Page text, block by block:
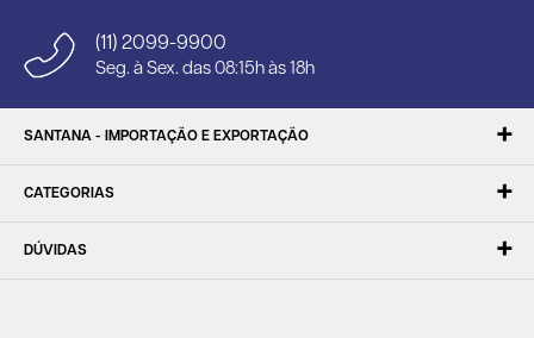
(11) 2099-9900
Seg. à Sex. das 08:15h às 18h
SANTANA - IMPORTAÇÃO E EXPORTAÇÃO
CATEGORIAS
DÚVIDAS